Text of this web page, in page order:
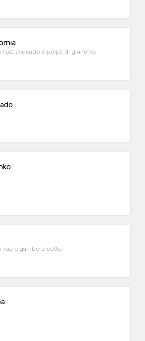
avocado e polpa di granchio
riso e gambero cotto